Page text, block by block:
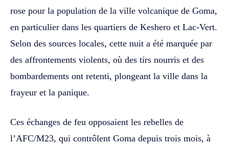
rose pour la population de la ville volcanique de Goma,
en particulier dans les quartiers de Keshero et Lac-Vert.
Selon des sources locales, cette nuit a été marquée par
des affrontements violents, où des tirs nourris et des
bombardements ont retenti, plongeant la ville dans la
frayeur et la panique.
Ces échanges de feu opposaient les rebelles de
l’AFC/M23, qui contrôlent Goma depuis trois mois, à